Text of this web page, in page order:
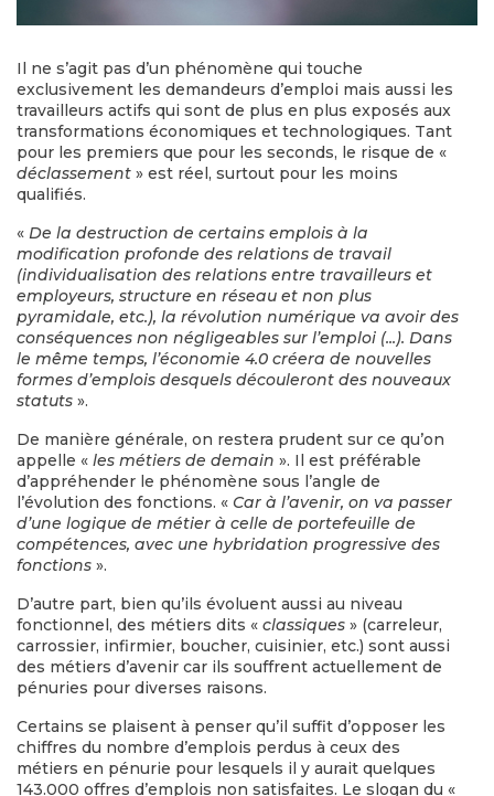
Il ne s’agit pas d’un phénomène qui touche
exclusivement les demandeurs d’emploi mais aussi les
travailleurs actifs qui sont de plus en plus exposés aux
transformations économiques et technologiques. Tant
pour les premiers que pour les seconds, le risque de «
déclassement » est réel, surtout pour les moins
qualifiés.
« De la destruction de certains emplois à la
modification profonde des relations de travail
(individualisation des relations entre travailleurs et
employeurs, structure en réseau et non plus
pyramidale, etc.), la révolution numérique va avoir des
conséquences non négligeables sur l’emploi (...). Dans
le même temps, l’économie 4.0 créera de nouvelles
formes d’emplois desquels découleront des nouveaux
statuts ».
De manière générale, on restera prudent sur ce qu’on
appelle « les métiers de demain ». Il est préférable
d’appréhender le phénomène sous l’angle de
l’évolution des fonctions. « Car à l’avenir, on va passer
d’une logique de métier à celle de portefeuille de
compétences, avec une hybridation progressive des
fonctions ».
D’autre part, bien qu’ils évoluent aussi au niveau
fonctionnel, des métiers dits « classiques » (carreleur,
carrossier, infirmier, boucher, cuisinier, etc.) sont aussi
des métiers d’avenir car ils souffrent actuellement de
pénuries pour diverses raisons.
Certains se plaisent à penser qu’il suffit d’opposer les
chiffres du nombre d’emplois perdus à ceux des
métiers en pénurie pour lesquels il y aurait quelques
143.000 offres d’emplois non satisfaites. Le slogan du «